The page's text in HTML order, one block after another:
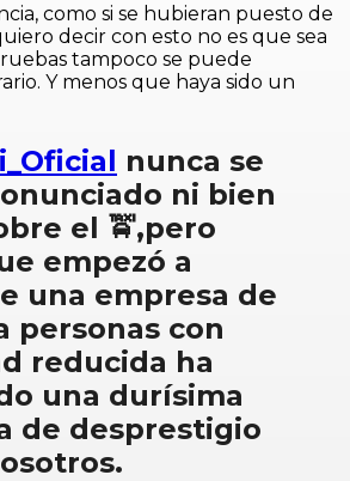
como si se hubieran puesto de
decir con esto no es que sea
tampoco se puede
Y menos que haya sido un
nunca se
ni bien
el 🚖,pero
empezó a
una empresa de
personas con
reducida ha
una durísima
de desprestigio